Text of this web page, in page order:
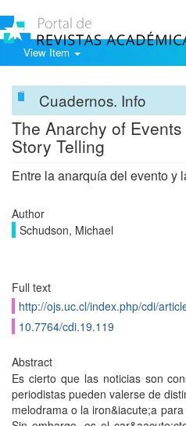
View Item
Cuadernos. Info
The Anarchy of
Story Telling
Entre la anarquía del evento y
Author
Schudson, Michael
Full text
http://ojs.uc.cl/index.php/cdi/
10.7764/cdi.19.119
Abstract
Es cierto que las noticias son
periodistas pueden valerse de
melodrama o la iron&iacute;a